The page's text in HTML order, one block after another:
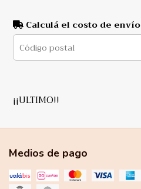
Calculá el costo de envío
¡¡ULTIMO!!
Medios de pago